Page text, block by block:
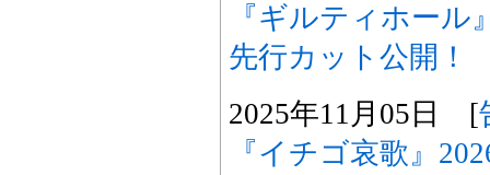
『ギルティホー
先行カット公開！
2025年11月05日 [
『イチゴ哀歌』